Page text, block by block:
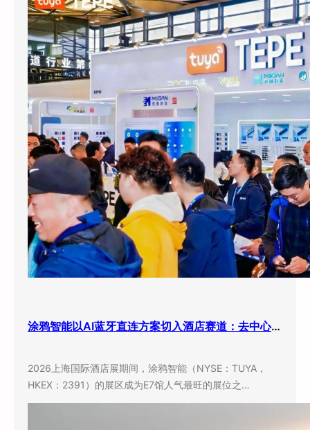
涂鸦智能以AI蓝牙直连方案切入酒店赛道：去中心化架构破解智能化改造三大痛点
2026上海国际酒店展期间，涂鸦智能（NYSE：TUYA，
HKEX：2391）的展区成为E7馆人气最旺的展位之…